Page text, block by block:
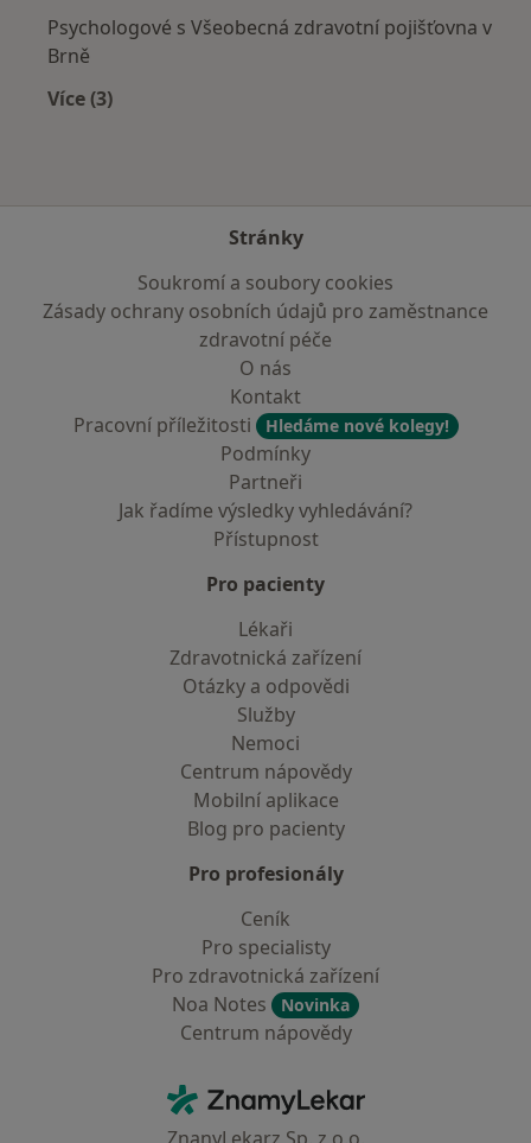
Psychologové s Všeobecná zdravotní pojišťovna v
Brně
Více (3)
Stránky
Soukromí a soubory cookies
Zásady ochrany osobních údajů pro zaměstnance
zdravotní péče
O nás
Kontakt
Pracovní příležitosti
Hledáme nové kolegy!
Podmínky
Partneři
Jak řadíme výsledky vyhledávání?
Přístupnost
Pro pacienty
Lékaři
Zdravotnická zařízení
Otázky a odpovědi
Služby
Nemoci
Centrum nápovědy
Mobilní aplikace
Blog pro pacienty
Pro profesionály
Ceník
Pro specialisty
Pro zdravotnická zařízení
Noa Notes
Novinka
Centrum nápovědy
ZnamyLekar - Hlavní stránka